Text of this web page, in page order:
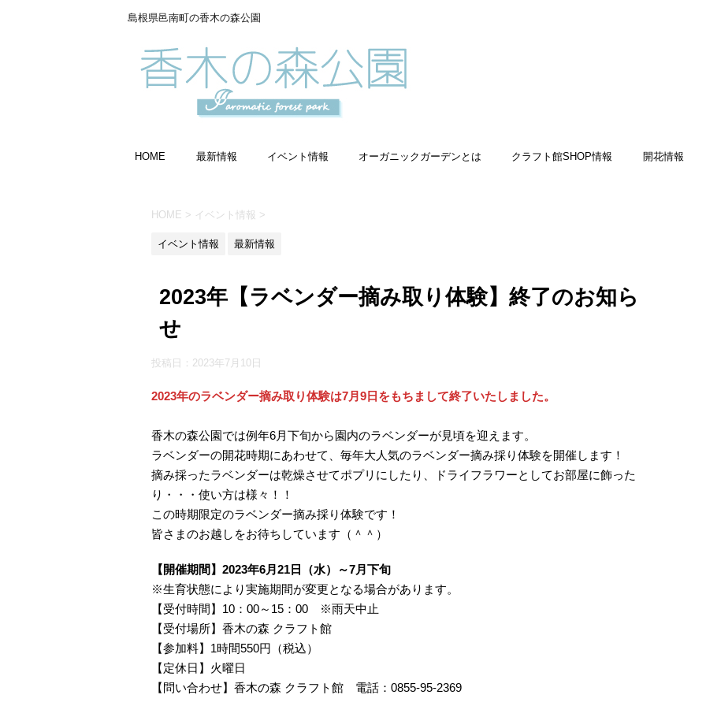
島根県邑南町の香木の森公園
HOME 最新情報 イベント情報 オーガニックガーデンとは クラフト館SHOP情報 開花情報
HOME > イベント情報 >
イベント情報 最新情報
2023年【ラベンダー摘み取り体験】終了のお知ら
せ
投稿日： 2023年7月10日
2023年のラベンダー摘み取り体験は7月9日をもちまして終了いたしました。
香木の森公園では例年6月下旬から園内のラベンダーが見頃を迎えます。
ラベンダーの開花時期にあわせて、毎年大人気のラベンダー摘み採り体験を開催します！
摘み採ったラベンダーは乾燥させてポプリにしたり、ドライフラワーとしてお部屋に飾った
り・・・使い方は様々！！
この時期限定のラベンダー摘み採り体験です！
皆さまのお越しをお待ちしています（＾＾）
【開催期間】2023年6月21日（水）～7月下旬
※生育状態により実施期間が変更となる場合があります。
【受付時間】10：00～15：00 ※雨天中止
【受付場所】香木の森 クラフト館
【参加料】1時間550円（税込）
【定休日】火曜日
【問い合わせ】香木の森 クラフト館 電話：0855-95-2369